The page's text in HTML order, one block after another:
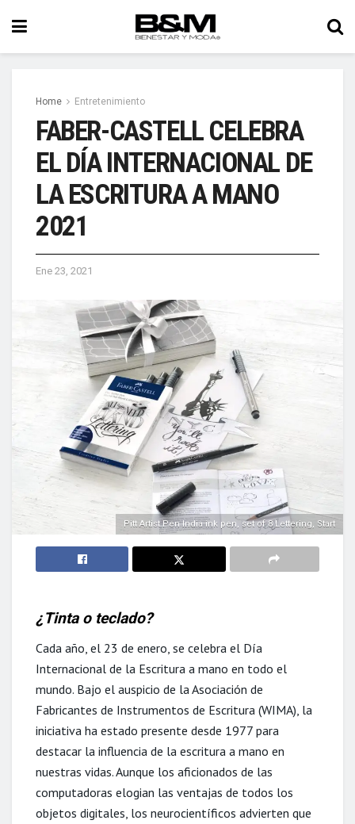
Home Entretenimiento
FABER-CASTELL CELEBRA
EL DÍA INTERNACIONAL DE
LA ESCRITURA A MANO
2021
Ene 23, 2021
Pitt Artist Pen India ink pen, set of 8 Lettering, Start
¿Tinta o teclado?
Cada año, el 23 de enero, se celebra el Día
Internacional de la Escritura a mano en todo el
mundo. Bajo el auspicio de la Asociación de
Fabricantes de Instrumentos de Escritura (WIMA), la
iniciativa ha estado presente desde 1977 para
destacar la influencia de la escritura a mano en
nuestras vidas. Aunque los aficionados de las
computadoras elogian las ventajas de todos los
objetos digitales, los neurocientíficos advierten que